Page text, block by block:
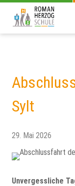
Sylt
29. Mai 2026
Unvergessliche